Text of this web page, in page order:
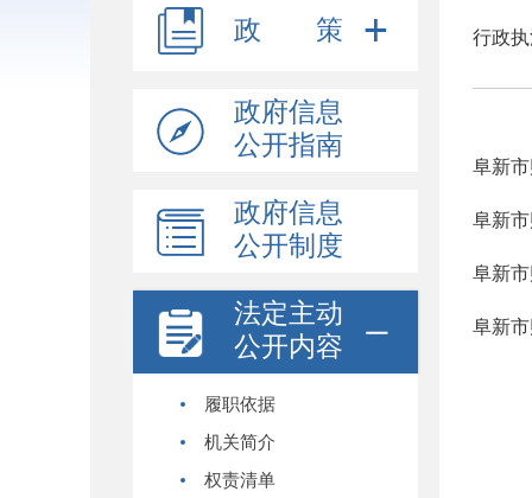
政 策
政府信息
公开指南
政府信息
公开制度
法定主动
公开内容
履职依据
机关简介
权责清单
行政
阜新
阜新
阜新
阜新